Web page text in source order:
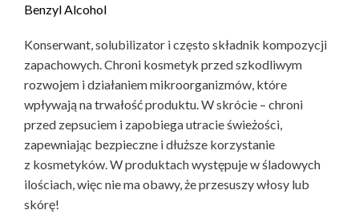
Benzyl Alcohol
Konserwant, solubilizator i często składnik kompozycji
zapachowych. Chroni kosmetyk przed szkodliwym
rozwojem i działaniem mikroorganizmów, które
wpływają na trwałość produktu. W skrócie – chroni
przed zepsuciem i zapobiega utracie świeżości,
zapewniając bezpieczne i dłuższe korzystanie
z kosmetyków. W produktach występuje w śladowych
ilościach, więc nie ma obawy, że przesuszy włosy lub
skórę!